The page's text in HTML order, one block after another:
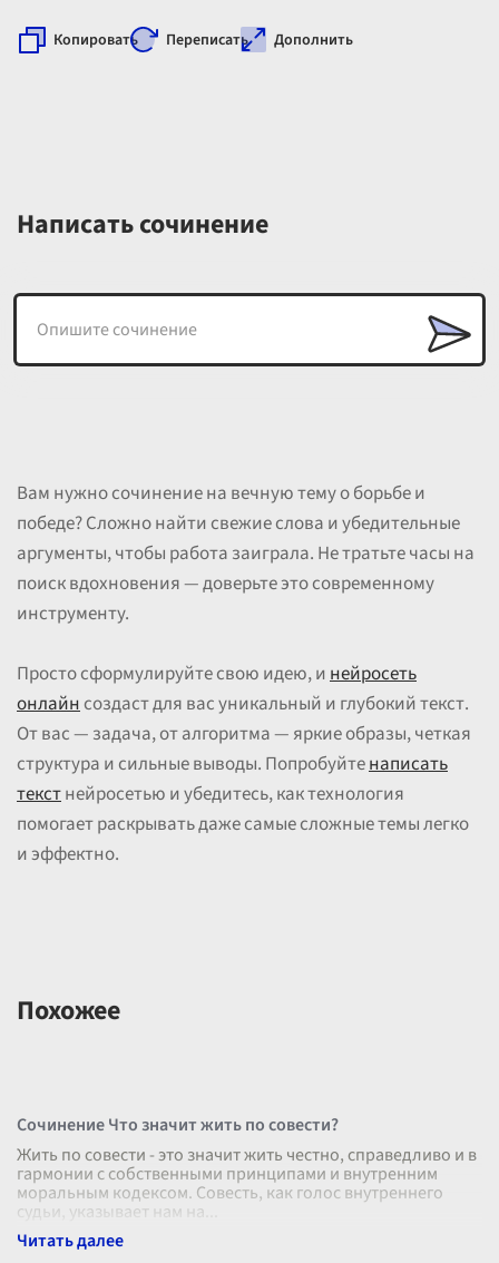
Копировать Переписать Дополнить
Написать сочинение
Вам нужно сочинение на вечную тему о борьбе и
победе? Сложно найти свежие слова и убедительные
аргументы, чтобы работа заиграла. Не тратьте часы на
поиск вдохновения — доверьте это современному
инструменту.
Просто сформулируйте свою идею, инейросеть
онлайнсоздаст для вас уникальный и глубокий текст.
От вас — задача, от алгоритма — яркие образы, четкая
структура и сильные выводы. Попробуйтенаписать
текстнейросетью и убедитесь, как технология
помогает раскрывать даже самые сложные темы легко
и эффектно.
Похожее
Сочинение Что значит жить по совести?
Жить по совести - это значит жить честно, справедливо и в
гармонии с собственными принципами и внутренним
моральным кодексом. Совесть, как голос внутреннего
судьи, указывает нам на